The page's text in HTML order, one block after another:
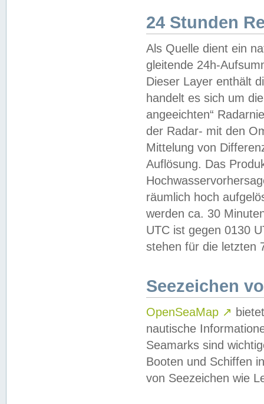
24 Stunden
Als Quelle dient ein
gleitende 24h-
Dieser Layer enthält
handelt es sich um
angeeichten“
der Radar- mit den
Mittelung von
Auflösung. Das
räumlich hoch
werden ca. 30
UTC ist gegen 0130
stehen für die letzten
Seezeichen
OpenSeaMap ↗
nautische
Seamarks sind
Booten und Schiffen
von Seezeichen wie